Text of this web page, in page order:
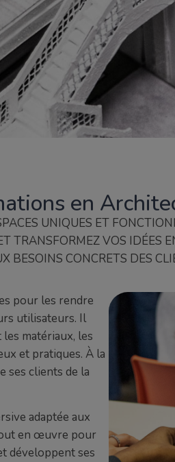
en
UNIQUES ET
TRANSFORMEZ VOS
BESOINS CONCRETS DES
pour les rendre
utilisateurs. Il
matériaux, les
et pratiques. À la
ses clients de la
adaptée aux
en œuvre pour
développent ses